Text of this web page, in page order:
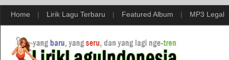
Home | Lirik Lagu Terbaru | Featured Album | MP3 Legal